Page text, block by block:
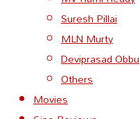
Suresh Pillai
MLN Murty
Deviprasad Obbu
Others
Movies